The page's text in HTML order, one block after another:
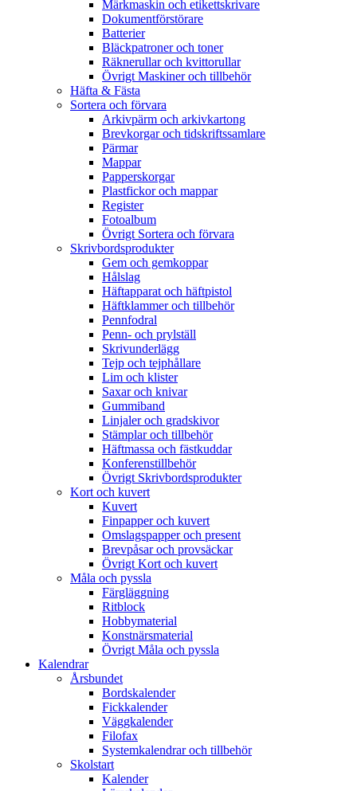
Märkmaskin och etikettskrivare
Dokumentförstörare
Batterier
Bläckpatroner och toner
Räknerullar och kvittorullar
Övrigt Maskiner och tillbehör
Häfta & Fästa
Sortera och förvara
Arkivpärm och arkivkartong
Brevkorgar och tidskriftssamlare
Pärmar
Mappar
Papperskorgar
Plastfickor och mappar
Register
Fotoalbum
Övrigt Sortera och förvara
Skrivbordsprodukter
Gem och gemkoppar
Hålslag
Häftapparat och häftpistol
Häftklammer och tillbehör
Pennfodral
Penn- och prylställ
Skrivunderlägg
Tejp och tejphållare
Lim och klister
Saxar och knivar
Gummiband
Linjaler och gradskivor
Stämplar och tillbehör
Häftmassa och fästkuddar
Konferenstillbehör
Övrigt Skrivbordsprodukter
Kort och kuvert
Kuvert
Finpapper och kuvert
Omslagspapper och present
Brevpåsar och provsäckar
Övrigt Kort och kuvert
Måla och pyssla
Färgläggning
Ritblock
Hobbymaterial
Konstnärsmaterial
Övrigt Måla och pyssla
Kalendrar
Årsbundet
Bordskalender
Fickkalender
Väggkalender
Filofax
Systemkalendrar och tillbehör
Skolstart
Kalender